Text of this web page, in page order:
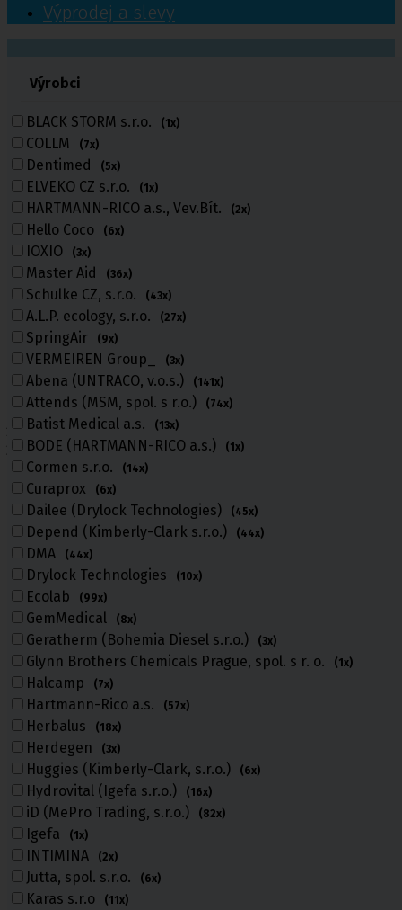
Výprodej a slevy
Výrobci
BLACK STORM s.r.o. (1x)
COLLM (7x)
Dentimed (5x)
ELVEKO CZ s.r.o. (1x)
HARTMANN-RICO a.s., Vev.Bít. (2x)
Hello Coco (6x)
IOXIO (3x)
Master Aid (36x)
Schulke CZ, s.r.o. (43x)
A.L.P. ecology, s.r.o. (27x)
SpringAir (9x)
VERMEIREN Group_ (3x)
Abena (UNTRACO, v.o.s.) (141x)
Attends (MSM, spol. s r.o.) (74x)
Batist Medical a.s. (13x)
BODE (HARTMANN-RICO a.s.) (1x)
Cormen s.r.o. (14x)
Curaprox (6x)
Dailee (Drylock Technologies) (45x)
Depend (Kimberly-Clark s.r.o.) (44x)
DMA (44x)
Drylock Technologies (10x)
Ecolab (99x)
GemMedical (8x)
Geratherm (Bohemia Diesel s.r.o.) (3x)
Glynn Brothers Chemicals Prague, spol. s r. o. (1x)
Halcamp (7x)
Hartmann-Rico a.s. (57x)
Herbalus (18x)
Herdegen (3x)
Huggies (Kimberly-Clark, s.r.o.) (6x)
Hydrovital (Igefa s.r.o.) (16x)
iD (MePro Trading, s.r.o.) (82x)
Igefa (1x)
INTIMINA (2x)
Jutta, spol. s.r.o. (6x)
Karas s.r.o (11x)
volejte
461 616 039
Úvod
Všechny výrobky
Všechny výrobky
Výpis parametrů a výrobců
Nejprodávanější
Aktuálně populární
Filtr dle ceny:
4 Kč
Nejprodávanější Nejlevnější
výrobků:1677
Dlaždice Řádky
<< 1 ... 65 66